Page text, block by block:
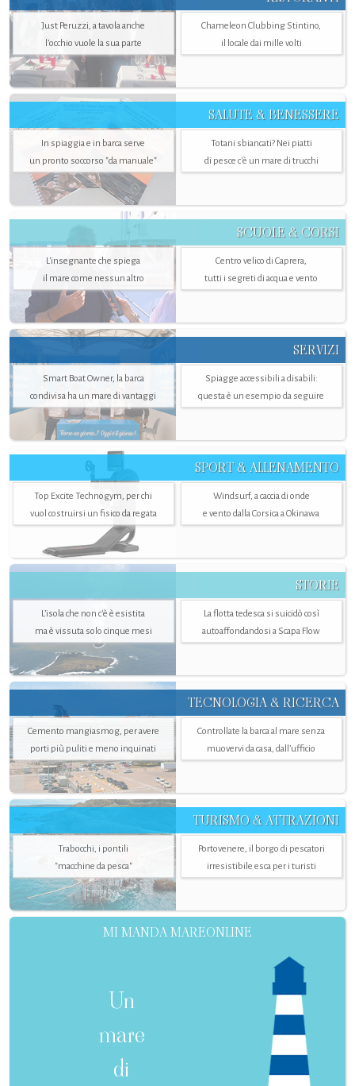
Just Peruzzi, a tavola anche
l’occhio vuole la sua parte
Chameleon Clubbing Stintino,
il locale dai mille volti
SALUTE & BENESSERE
In spiaggia e in barca serve
un pronto soccorso "da manuale"
Totani sbiancati? Nei piatti
di pesce c'è un mare di trucchi
SCUOLE & CORSI
L'insegnante che spiega
il mare come nessun altro
Centro velico di Caprera,
tutti i segreti di acqua e vento
SERVIZI
Smart Boat Owner, la barca
condivisa ha un mare di vantaggi
Spiagge accessibili a disabili:
questa è un esempio da seguire
SPORT & ALLENAMENTO
Top Excite Technogym, per chi
vuol costruirsi un fisico da regata
Windsurf, a caccia di onde
e vento dalla Corsica a Okinawa
STORIE
L’isola che non c'è è esistita
ma è vissuta solo cinque mesi
La flotta tedesca si suicidò così
autoaffondandosi a Scapa Flow
TECNOLOGIA & RICERCA
Cemento mangiasmog, per avere
porti più puliti e meno inquinati
Controllate la barca al mare senza
muovervi da casa, dall’ufficio
TURISMO & ATTRAZIONI
Trabocchi, i pontili
"macchine da pesca"
Portovenere, il borgo di pescatori
irresistibile esca per i turisti
MI MANDA MAREONLINE
Un
mare
di